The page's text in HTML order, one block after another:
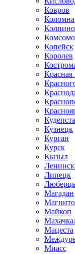
Ковров
Коломна
Колпино
Копейск
Королев
Красная
Кудепста
Кузнецк
Курган
Курск
Кызыл
Липецк
Магадан
Майкоп
Мацеста
Миасс